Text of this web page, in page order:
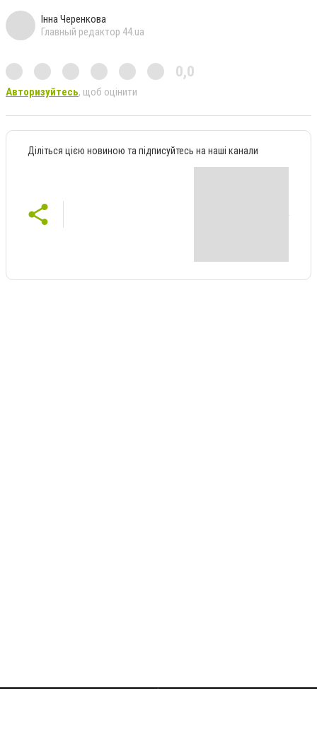
Інна Черенкова
Главный редактор 44.ua
0,0
Авторизуйтесь, щоб оцінити
Діліться цією новиною та підписуйтесь на наші канали